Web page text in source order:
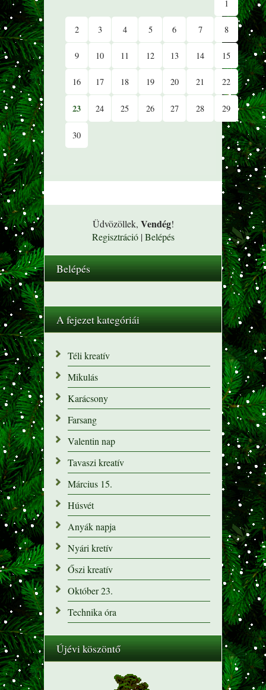
1
2 3 4 5 6 7 8
9 10 11 12 13 14 15
16 17 18 19 20 21 22
23 24 25 26 27 28 29
30
Üdvözöllek, Vendég!
Regisztráció|Belépés
Belépés
A fejezet kategóriái
Téli kreatív
Mikulás
Karácsony
Farsang
Valentin nap
Tavaszi kreatív
Március 15.
Húsvét
Anyák napja
Nyári kretív
Őszi kreatív
Október 23.
Technika óra
Újévi köszöntő